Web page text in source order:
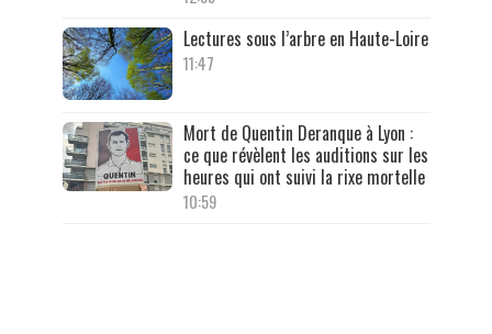
Lectures sous l’arbre en Haute-Loire
11:47
Mort de Quentin Deranque à Lyon :
ce que révèlent les auditions sur les
heures qui ont suivi la rixe mortelle
10:59